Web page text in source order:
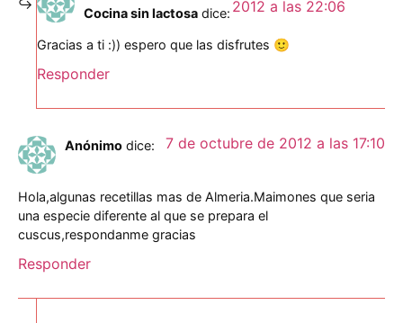
Cocina sin lactosa dice: 2012 a las 22:06
Gracias a ti :)) espero que las disfrutes 🙂
Responder
Anónimo dice: 7 de octubre de 2012 a las 17:10
Hola,algunas recetillas mas de Almeria.Maimones que seria
una especie diferente al que se prepara el
cuscus,respondanme gracias
Responder